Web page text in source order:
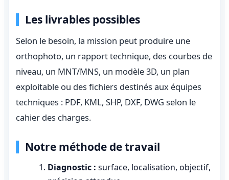
Les livrables possibles
Selon le besoin, la mission peut produire une
orthophoto, un rapport technique, des courbes de
niveau, un MNT/MNS, un modèle 3D, un plan
exploitable ou des fichiers destinés aux équipes
techniques : PDF, KML, SHP, DXF, DWG selon le
cahier des charges.
Notre méthode de travail
Diagnostic : surface, localisation, objectif,